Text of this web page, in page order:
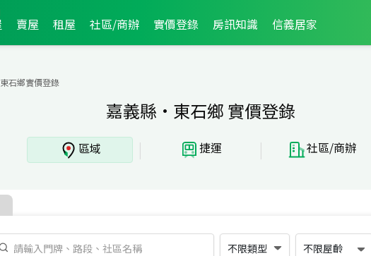
賣屋 租屋 社區/商辦 實價登錄 房訊知識 信義居家
石鄉實價登錄
嘉義縣·東石鄉 實價登錄
區域 | 捷運 | 社區/商辦
不限類型 不限屋齡